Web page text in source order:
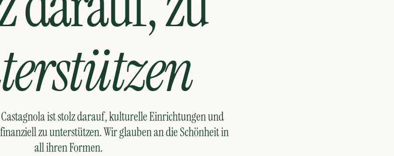
ist stolz darauf, kulturelle Einrichtungen und
zu unterstützen. Wir glauben an die Schönheit in
all ihren Formen.